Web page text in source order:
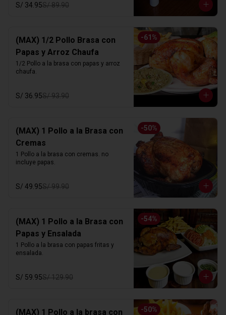
S/ 34.95S/ 89.90
-61 %
(MAX) 1/2 Pollo Brasa con
Papas y Arroz Chaufa
1/2 Pollo a la brasa con papas y arroz
chaufa.
S/ 36.95S/ 93.90
-50%
(MAX) 1 Pollo a la Brasa con
Cremas
1 Pollo a la brasa con cremas. no
incluye papas.
S/ 49.95S/ 99.90
-54%
(MAX) 1 Pollo a la Brasa con
Papas y Ensalada
1 Pollo a la brasa con papas fritas y
ensalada.
S/ 59.95S/ 129.90
-50%
(MAX) 1 Pollo a la brasa con